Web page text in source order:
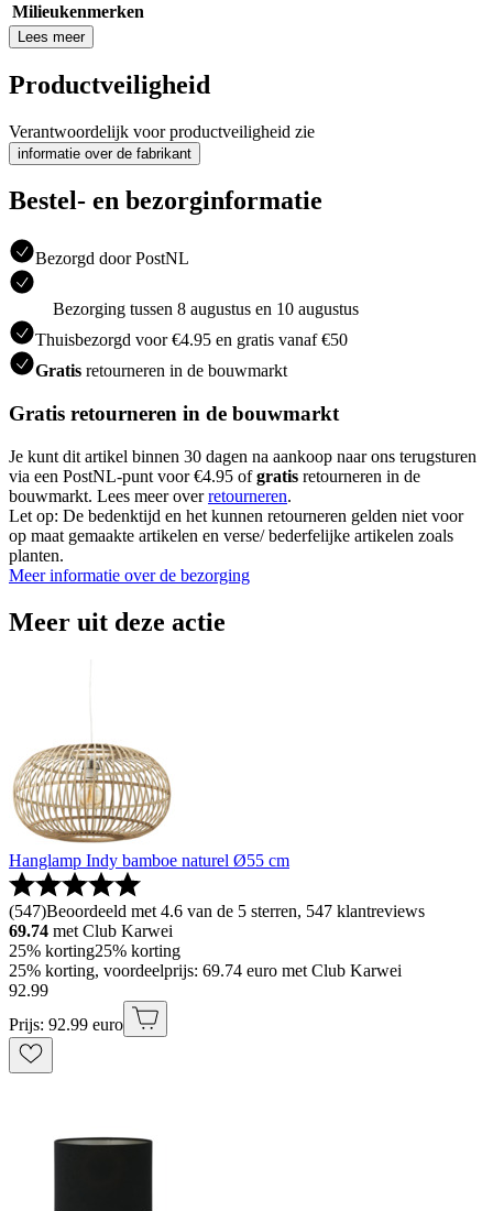
Milieukenmerken
Lees meer
Productveiligheid
Verantwoordelijk voor productveiligheid zie
informatie over de fabrikant
Bestel- en bezorginformatie
Bezorgd door PostNL
Bezorging tussen 8 augustus en 10 augustus
Thuisbezorgd voor €4.95 en gratis vanaf €50
Gratis retourneren in de bouwmarkt
Gratis retourneren in de bouwmarkt
Je kunt dit artikel binnen 30 dagen na aankoop naar ons terugsturen
via een PostNL-punt voor €4.95 ofgratis retourneren in de
bouwmarkt. Lees meer overretourneren.
Let op: De bedenktijd en het kunnen retourneren gelden niet voor
op maat gemaakte artikelen en verse/ bederfelijke artikelen zoals
planten.
Meer informatie over de bezorging
Meer uit deze actie
Hanglamp Indy bamboe naturel Ø55 cm
(547)Beoordeeld met 4.6 van de 5 sterren, 547 klantreviews
69.74 met Club Karwei
25% korting25% korting
25% korting, voordeelprijs: 69.74 euro met Club Karwei
92.99
Prijs: 92.99 euro